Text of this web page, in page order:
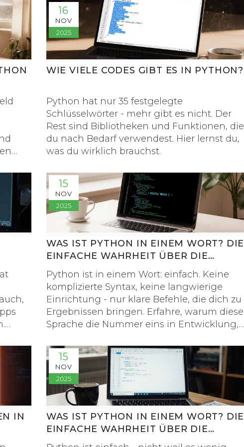
16
NOV
2025
WIE VIELE CODES GIBT ES IN PYTHON?
Python hat nur 35 festgelegte
Schlüsselwörter - mehr gibt es nicht. Der
Rest sind Bibliotheken und Funktionen, die
du nach Bedarf verwendest. Hier lernst du,
was du wirklich brauchst.
15
NOV
2025
WAS IST PYTHON IN EINEM WORT? DIE
EINFACHE WAHRHEIT ÜBER DIE
BELIEBTESTE PROGRAMMIERSPRACHE
Python ist in einem Wort: einfach. Keine
komplizierte Syntax, keine langwierige
Einrichtung - nur klare Befehle, die dich zu
Ergebnissen bringen. Erfahre, warum diese
Sprache die Nummer eins in Entwicklung,
IN
15
NOV
2025
WAS IST PYTHON IN EINEM WORT? DIE
EINFACHE WAHRHEIT ÜBER DIE
BELIEBTESTE PROGRAMMIERSPRACHE